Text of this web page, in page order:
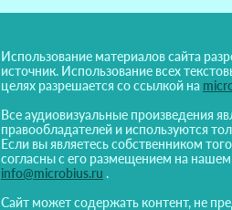
Использование материалов сайта
источник. Использование всех
целях разрешается со ссылкой на
Все аудиовизуальные произведения
правообладателей и используются
Если вы являетесь собственником
согласны с его размещением на
info@microbius.ru .
Сайт может содержать контент, не